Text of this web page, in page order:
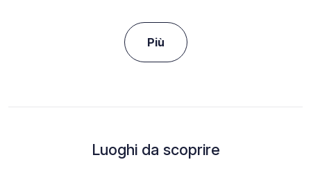
Più
Luoghi da scoprire